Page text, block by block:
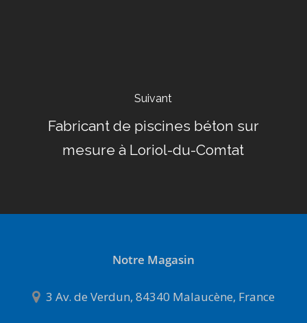
Suivant
Fabricant de piscines béton sur
mesure à Loriol-du-Comtat
Notre Magasin
3 Av. de Verdun, 84340 Malaucène, France